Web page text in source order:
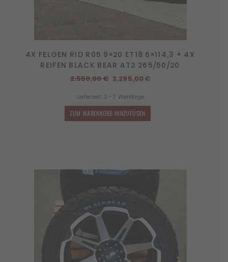
4X FELGEN RID R05 9×20 ET18 6×114,3 + 4X
REIFEN BLACK BEAR AT2 265/50/20
2.550,00€ Ursprünglicher
war:
2.550,00 €
2.295,00€Aktueller
Lieferzeit: 3 - 7 Werktage
ZUM WARENKORB HINZUFÜGEN